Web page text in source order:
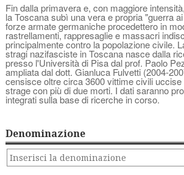
Fin dalla primavera e, con maggiore
la Toscana subì una vera e propria "guerra
forze armate germaniche procedettero in
rastrellamenti, rappresaglie e massacri
principalmente contro la popolazione civile.
stragi nazifasciste in Toscana nasce dalla
presso l'Università di Pisa dal prof. Paolo
ampliata dal dott. Gianluca Fulvetti (2004-
censisce oltre circa 3600 vittime civili uccise
strage con più di due morti. I dati saranno
integrati sulla base di ricerche in corso.
Denominazione